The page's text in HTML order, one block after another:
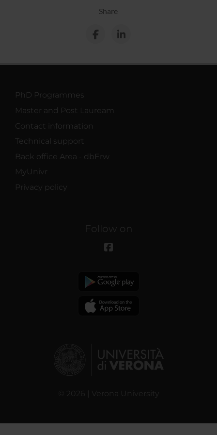
Share
PhD Programmes
Master and Post Lauream
Contact information
Technical support
Back office Area - dbErw
MyUnivr
Privacy policy
Follow on
© 2026 | Verona University